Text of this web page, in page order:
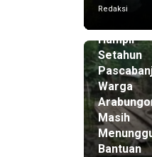
Redaksi
Hampir
Setahun
Warga
Masih
Bantuan